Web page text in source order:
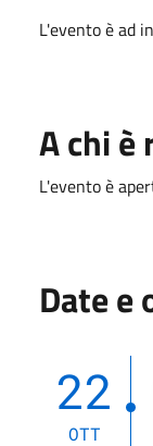
L'evento è ad
A chi
L'evento è
Date e
22
OTT